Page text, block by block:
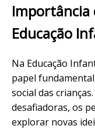
Importância
Educação
Na Educação
papel
social das
desafiadoras, os
explorar novas